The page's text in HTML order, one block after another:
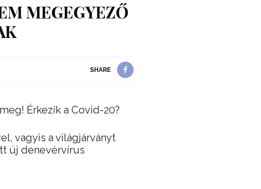
MEGEGYEZŐ
SHARE
Érkezik a Covid-20?
vagyis a világjárványt
új denevérvírus